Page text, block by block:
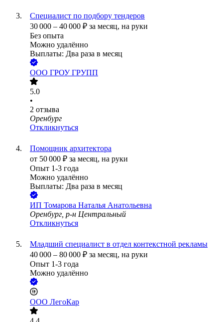
Специалист по подбору тендеров
30 000 – 40 000 ₽ за месяц, на руки
Без опыта
Можно удалённо
Выплаты: Два раза в месяц
ООО ГРОУ ГРУПП
5.0
•
2 отзыва
Оренбург
Откликнуться
Помощник архитектора
от 50 000 ₽ за месяц, на руки
Опыт 1-3 года
Можно удалённо
Выплаты: Два раза в месяц
ИП Томарова Наталья Анатольевна
Оренбург, р-н Центральный
Откликнуться
Младший специалист в отдел контекстной рекламы
40 000 – 80 000 ₽ за месяц, на руки
Опыт 1-3 года
Можно удалённо
ООО ЛегоКар